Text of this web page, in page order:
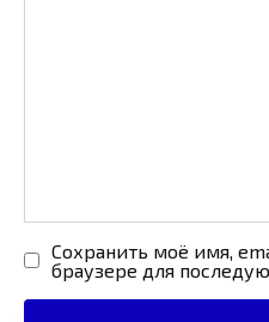
Сохранить моё имя,
браузере для